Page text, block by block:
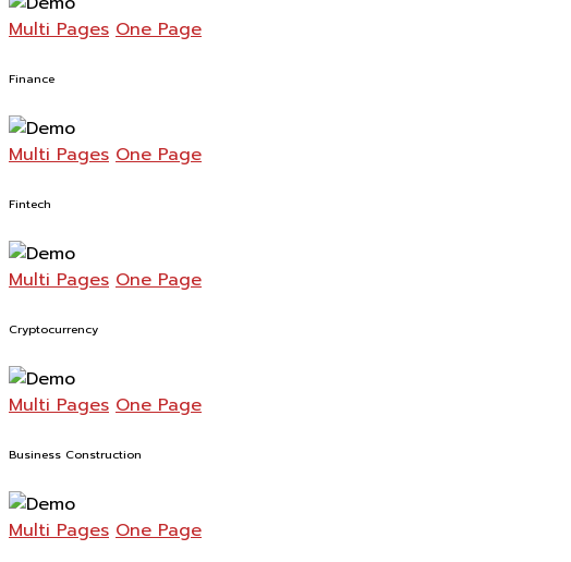
Multi Pages One Page
Finance
Multi Pages One Page
Fintech
Multi Pages One Page
Cryptocurrency
Multi Pages One Page
Business Construction
Multi Pages One Page